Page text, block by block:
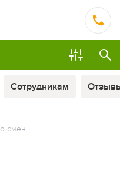
Сотрудникам
смен